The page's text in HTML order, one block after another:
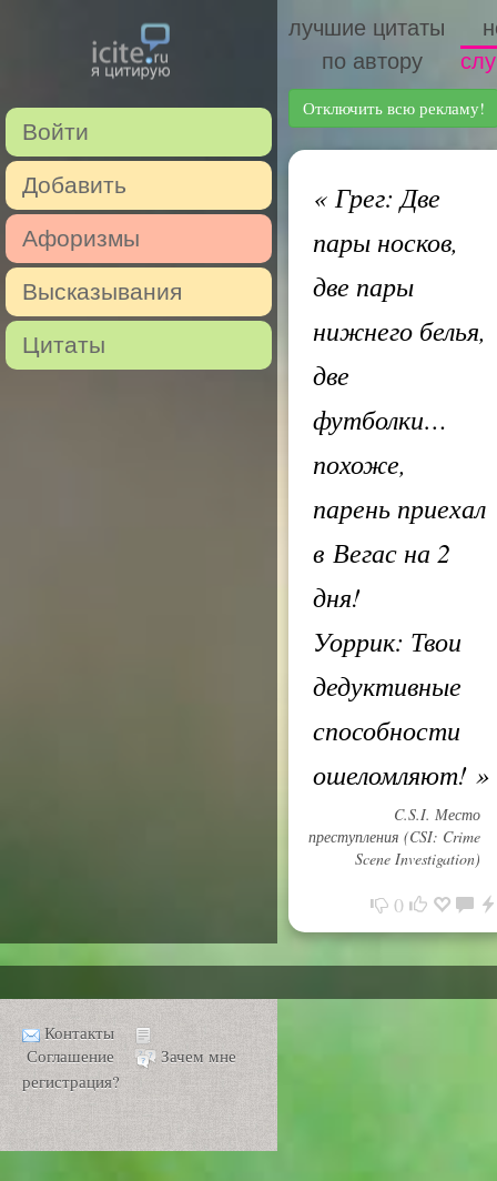
Войти
Добавить
Афоризмы
Высказывания
Цитаты
лучшие цитаты
по автору
Отключить всю рекламу!
«Грег: Две
пары носков,
две пары
нижнего белья,
две
футболки…
похоже,
парень приехал
в Вегас на 2
дня!
Уоррик: Твои
дедуктивные
способности
ошеломляют! »
C.S.I. Место
преступления (CSI: Crime
Scene Investigation)
0
Контакты
Соглашение
Зачем мне
регистрация?